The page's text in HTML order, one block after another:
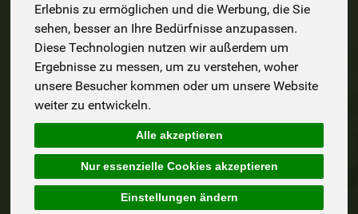
Erlebnis zu ermöglichen und die Werbung, die Sie
sehen, besser an Ihre Bedürfnisse anzupassen.
Diese Technologien nutzen wir außerdem um
Ergebnisse zu messen, um zu verstehen, woher
unsere Besucher kommen oder um unsere Website
weiter zu entwickeln.
Alle akzeptieren
Nur essenzielle Cookies akzeptieren
Einstellungen ändern
Aktion!
bis zum 14.8.2026